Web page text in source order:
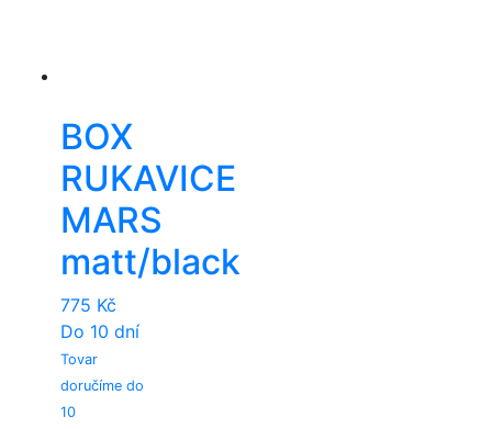
The
options
may
be
chosen
on
product
page
may
on
BOX
RUKAVICE
MARS
matt/black
775 Kč
Do 10 dní
Tovar
doručíme do
10